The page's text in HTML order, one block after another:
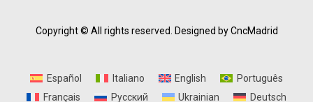
Copyright © All rights reserved. Designed by CncMadrid
Español Italiano English
Português
Français
Русский Ukrainian Deutsch